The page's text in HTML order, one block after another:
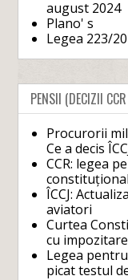
august 2024
Plano' s
Legea 223/
PENSII (DECIZII
Procurorii
Ce a decis
CCR: legea
ÎCCJ:
aviatori
Curtea
cu
Legea
picat testul